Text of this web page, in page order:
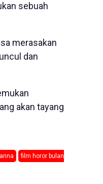
sebuah
merasakan
dan
akan tayang
film horor bulan